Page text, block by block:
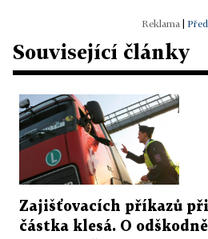
Související články
Zajišťovacích příkazů
částka klesá. O